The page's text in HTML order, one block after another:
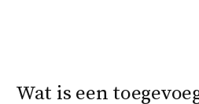
Wat is een